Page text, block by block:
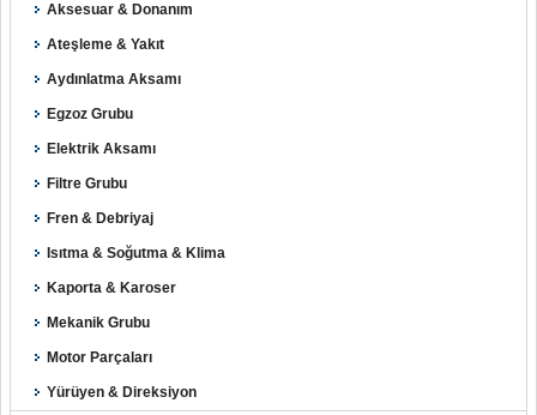
Aksesuar & Donanım
Ateşleme & Yakıt
Aydınlatma Aksamı
Egzoz Grubu
Elektrik Aksamı
Filtre Grubu
Fren & Debriyaj
Isıtma & Soğutma & Klima
Kaporta & Karoser
Mekanik Grubu
Motor Parçaları
Yürüyen & Direksiyon